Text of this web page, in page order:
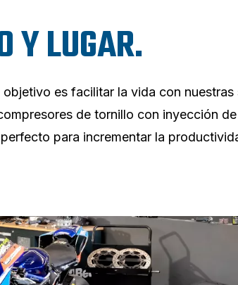
Y LUGAR.
es facilitar la vida con nuestras
de tornillo con inyección
para incrementar la